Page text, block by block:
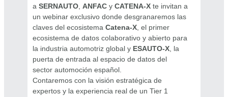
a SERNAUTO ANFAC y CATENA-X te invitan a
un webinar exclusivo donde desgranaremos las
claves del ecosistema Catena-X , el primer
ecosistema de datos colaborativo y abierto para
la industria automotriz global y ESAUTO-X , la
puerta de entrada al espacio de datos del
sector automoción español.
Contaremos con la visión estratégica de
expertos y la experiencia real de un Tier 1